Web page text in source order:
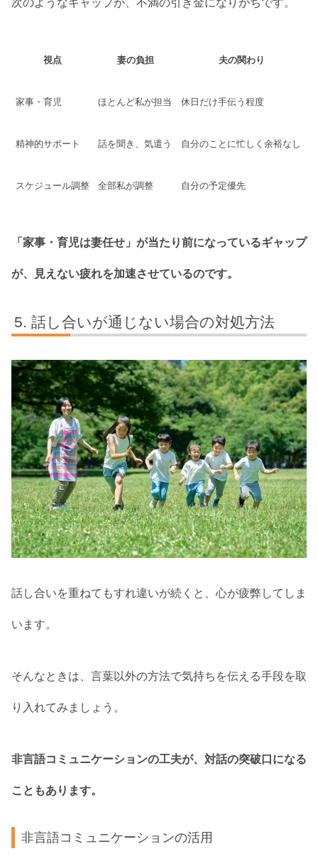
次のようなギャップが、不満の引き金になりがちです。
視点 妻の負担 夫の関わり
家事・育児 ほとんど私が担当 休日だけ手伝う程度
精神的サポート 話を聞き、気遣う 自分のことに忙しく余裕なし
スケジュール調整 全部私が調整 自分の予定優先
「家事・育児は妻任せ」が当たり前になっているギャップ
が、見えない疲れを加速させているのです。
話し合いが通じない場合の対処方法
話し合いを重ねてもすれ違いが続くと、心が疲弊してしま
います。
そんなときは、言葉以外の方法で気持ちを伝える手段を取
り入れてみましょう。
非言語コミュニケーションの工夫が、対話の突破口になる
こともあります。
非言語コミュニケーションの活用